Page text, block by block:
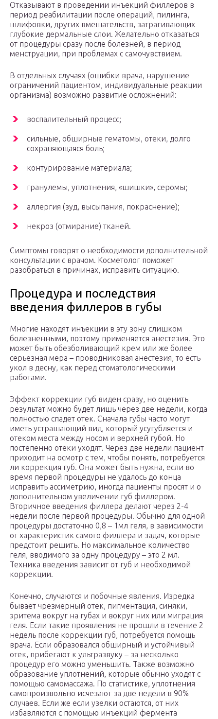
Отказывают в проведении инъекций филлеров в
период реабилитации после операций, пилинга,
шлифовки, других вмешательств, затрагивающих
глубокие дермальные слои. Желательно отказаться
от процедуры сразу после болезней, в период
менструации, при проблемах с самочувствием.
В отдельных случаях (ошибки врача, нарушение
ограничений пациентом, индивидуальные реакции
организма) возможно развитие осложнений:
воспалительный процесс;
сильные, обширные гематомы, отеки, долго
сохраняющаяся боль;
контурирование материала;
гранулемы, уплотнения, «шишки», серомы;
аллергия (зуд, высыпания, покраснение);
некроз (отмирание) тканей.
Симптомы говорят о необходимости дополнительной
консультации с врачом. Косметолог поможет
разобраться в причинах, исправить ситуацию.
Процедура и последствия
введения филлеров в губы
Многие находят инъекции в эту зону слишком
болезненными, поэтому применяется анестезия. Это
может быть обезболивающий крем или же более
серьезная мера – проводниковая анестезия, то есть
укол в десну, как перед стоматологическими
работами.
Эффект коррекции губ виден сразу, но оценить
результат можно будет лишь через две недели, когда
полностью спадет отек. Сначала губы часто могут
иметь устрашающий вид, который усугубляется и
отеком места между носом и верхней губой. Но
постепенно отеки уходят. Через две недели пациент
приходит на осмотр с тем, чтобы понять, потребуется
ли коррекция губ. Она может быть нужна, если во
время первой процедуры не удалось до конца
исправить ассиметрию, иногда пациенты просят и о
дополнительном увеличении губ филлером.
Вторичное введения филлера делают через 2-4
недели после первой процедуры. Обычно для одной
процедуры достаточно 0,8 – 1мл геля, в зависимости
от характеристик самого филлера и задач, которые
предстоит решить. Но максимальное количество
геля, вводимого за одну процедуру – это 2 мл.
Техника введения зависит от губ и необходимой
коррекции.
Конечно, случаются и побочные явления. Изредка
бывает чрезмерный отек, пигментация, синяки,
эритема вокруг на губах и вокруг них или миграция
геля. Если такие проявления не прошли в течение 2
недель после коррекции губ, потребуется помощь
врача. Если образовался обширный и устойчивый
отек, прибегают к ультразвуку – за несколько
процедур его можно уменьшить. Также возможно
образование уплотнений, которые обычно уходят с
помощью самомассажа. По статистике, уплотнения
самопроизвольно исчезают за две недели в 90%
случаев. Если же если узелки остаются, от них
избавляются с помощью инъекций фермента